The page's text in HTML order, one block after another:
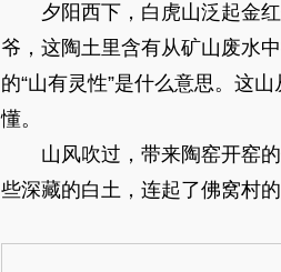
夕阳西下，白虎山泛起金红
爷，这陶土里含有从矿山废水
的“山有灵性”是什么意思。这
懂。
山风吹过，带来陶窑开窑的
些深藏的白土，连起了佛窝村